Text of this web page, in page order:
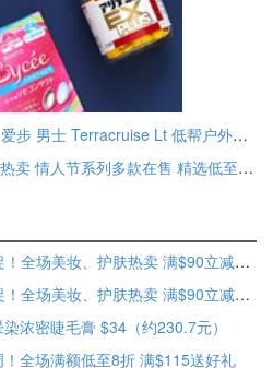
Lt 低帮户外鞋 透气轻便 44 EU 到手约￥557.08
情人节系列多款在售 精选低至5折
OLIVE YOUNG US：限时大促！全场美妆、护肤热卖 满$90立减$25
OLIVE YOUNG US：限时大促！全场美妆、护肤热卖 满$90立减$25
浓密睫毛膏 $34（约230.7元）
全场满额低至8折 满$115送好礼